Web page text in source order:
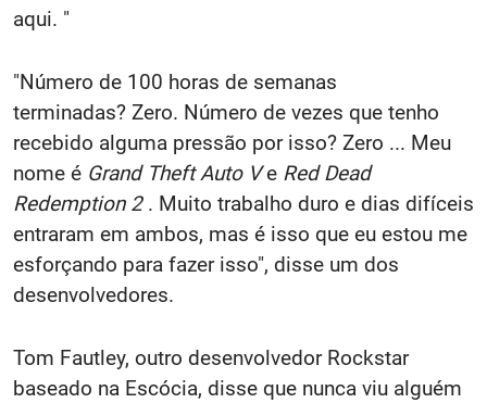
aqui. "
"Número de 100 horas de semanas
terminadas? Zero. Número de vezes que tenho
recebido alguma pressão por isso? Zero ... Meu
nome é Grand Theft Auto Ve Red Dead
Redemption 2. Muito trabalho duro e dias difíceis
entraram em ambos, mas é isso que eu estou me
esforçando para fazer isso", disse um dos
desenvolvedores.
Tom Fautley, outro desenvolvedor Rockstar
baseado na Escócia, disse que nunca viu alguém